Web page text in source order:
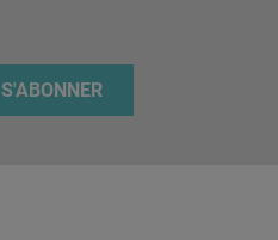
S'ABONNER